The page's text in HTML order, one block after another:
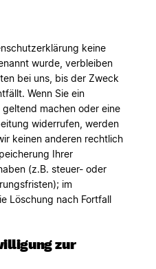
keine
wurde, verbleiben
bei uns, bis der Zweck
Wenn Sie ein
machen oder eine
widerrufen, werden
keinen anderen rechtlich
Ihrer
(z.B. steuer- oder
im
Löschung nach Fortfall
zur